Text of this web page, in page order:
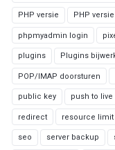
PHP versie PHP
phpmyadmin login
plugins Plugins
POP/IMAP doorsturen
public key push to live
redirect resource limit
seo server backup